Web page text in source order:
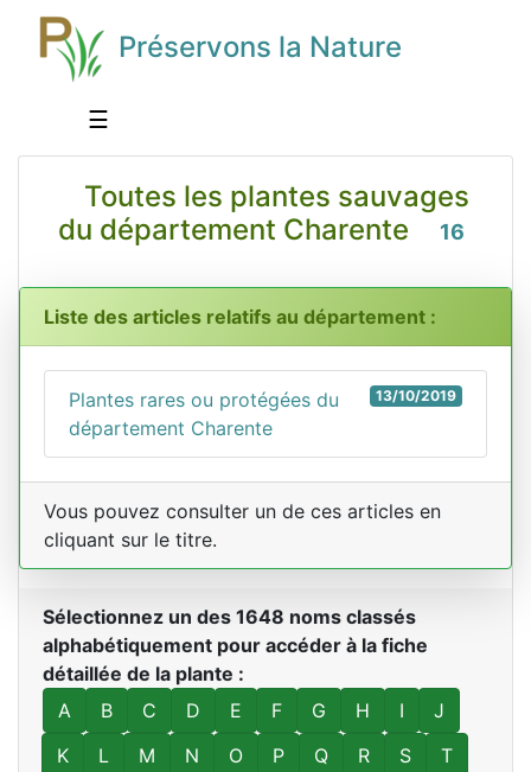
Préservons la Nature
☰
Toutes les plantes sauvages
du département Charente
16
Liste des articles relatifs au département :
13/10/2019
Plantes rares ou protégées du
département Charente
Vous pouvez consulter un de ces articles en
cliquant sur le titre.
Sélectionnez un des 1648 noms classés
alphabétiquement pour accéder à la fiche
détaillée de la plante :
A
B C D E F G H I
J
K
L M N O P Q R S
T